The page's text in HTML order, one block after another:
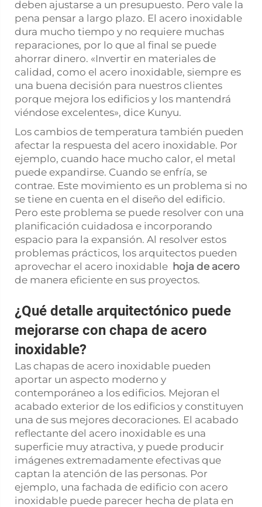
deben ajustarse a un presupuesto. Pero vale la
pena pensar a largo plazo. El acero inoxidable
dura mucho tiempo y no requiere muchas
reparaciones, por lo que al final se puede
ahorrar dinero. «Invertir en materiales de
calidad, como el acero inoxidable, siempre es
una buena decisión para nuestros clientes
porque mejora los edificios y los mantendrá
viéndose excelentes», dice Kunyu.
Los cambios de temperatura también pueden
afectar la respuesta del acero inoxidable. Por
ejemplo, cuando hace mucho calor, el metal
puede expandirse. Cuando se enfría, se
contrae. Este movimiento es un problema si no
se tiene en cuenta en el diseño del edificio.
Pero este problema se puede resolver con una
planificación cuidadosa e incorporando
espacio para la expansión. Al resolver estos
problemas prácticos, los arquitectos pueden
aprovechar el acero inoxidable hoja de acero
de manera eficiente en sus proyectos.
¿Qué detalle arquitectónico puede
mejorarse con chapa de acero
inoxidable?
Las chapas de acero inoxidable pueden
aportar un aspecto moderno y
contemporáneo a los edificios. Mejoran el
acabado exterior de los edificios y constituyen
una de sus mejores decoraciones. El acabado
reflectante del acero inoxidable es una
superficie muy atractiva, y puede producir
imágenes extremadamente efectivas que
captan la atención de las personas. Por
ejemplo, una fachada de edificio con acero
inoxidable puede parecer hecha de plata en